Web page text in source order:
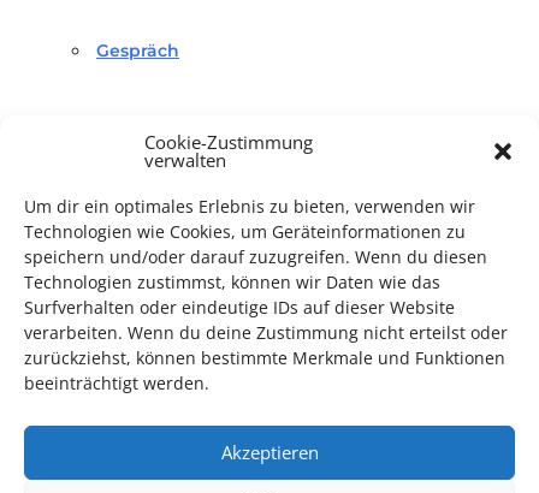
Cookie-Zustimmung
verwalten
Um dir ein optimales Erlebnis zu bieten, verwenden wir
Technologien wie Cookies, um Geräteinformationen zu
speichern und/oder darauf zuzugreifen. Wenn du diesen
Technologien zustimmst, können wir Daten wie das
Surfverhalten oder eindeutige IDs auf dieser Website
verarbeiten. Wenn du deine Zustimmung nicht erteilst oder
zurückziehst, können bestimmte Merkmale und Funktionen
beeinträchtigt werden.
Akzeptieren
Gespräch
TECHNIK SUPPORT GESUCHT!
Das Kulturparkett freut sich stets überehrenamtliche
Mithilfe im Bereich Technik. Sie haben Interesse? Dann
melden Sie sich unter info@kulturparkett-rhein-neckar.de
*KULTURTIPP SOMMERPAUSE: FESTIVAL DES DEUTSCHEN FILMS*